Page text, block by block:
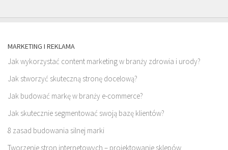
MARKETING I REKLAMA
Jak wykorzystać content marketing w branży zdrowia i urody?
Jak stworzyć skuteczną stronę docelową?
Jak budować markę w branży e-commerce?
Jak skutecznie segmentować swoją bazę klientów?
8 zasad budowania silnej marki
Tworzenie stron internetowych – projektowanie sklepów